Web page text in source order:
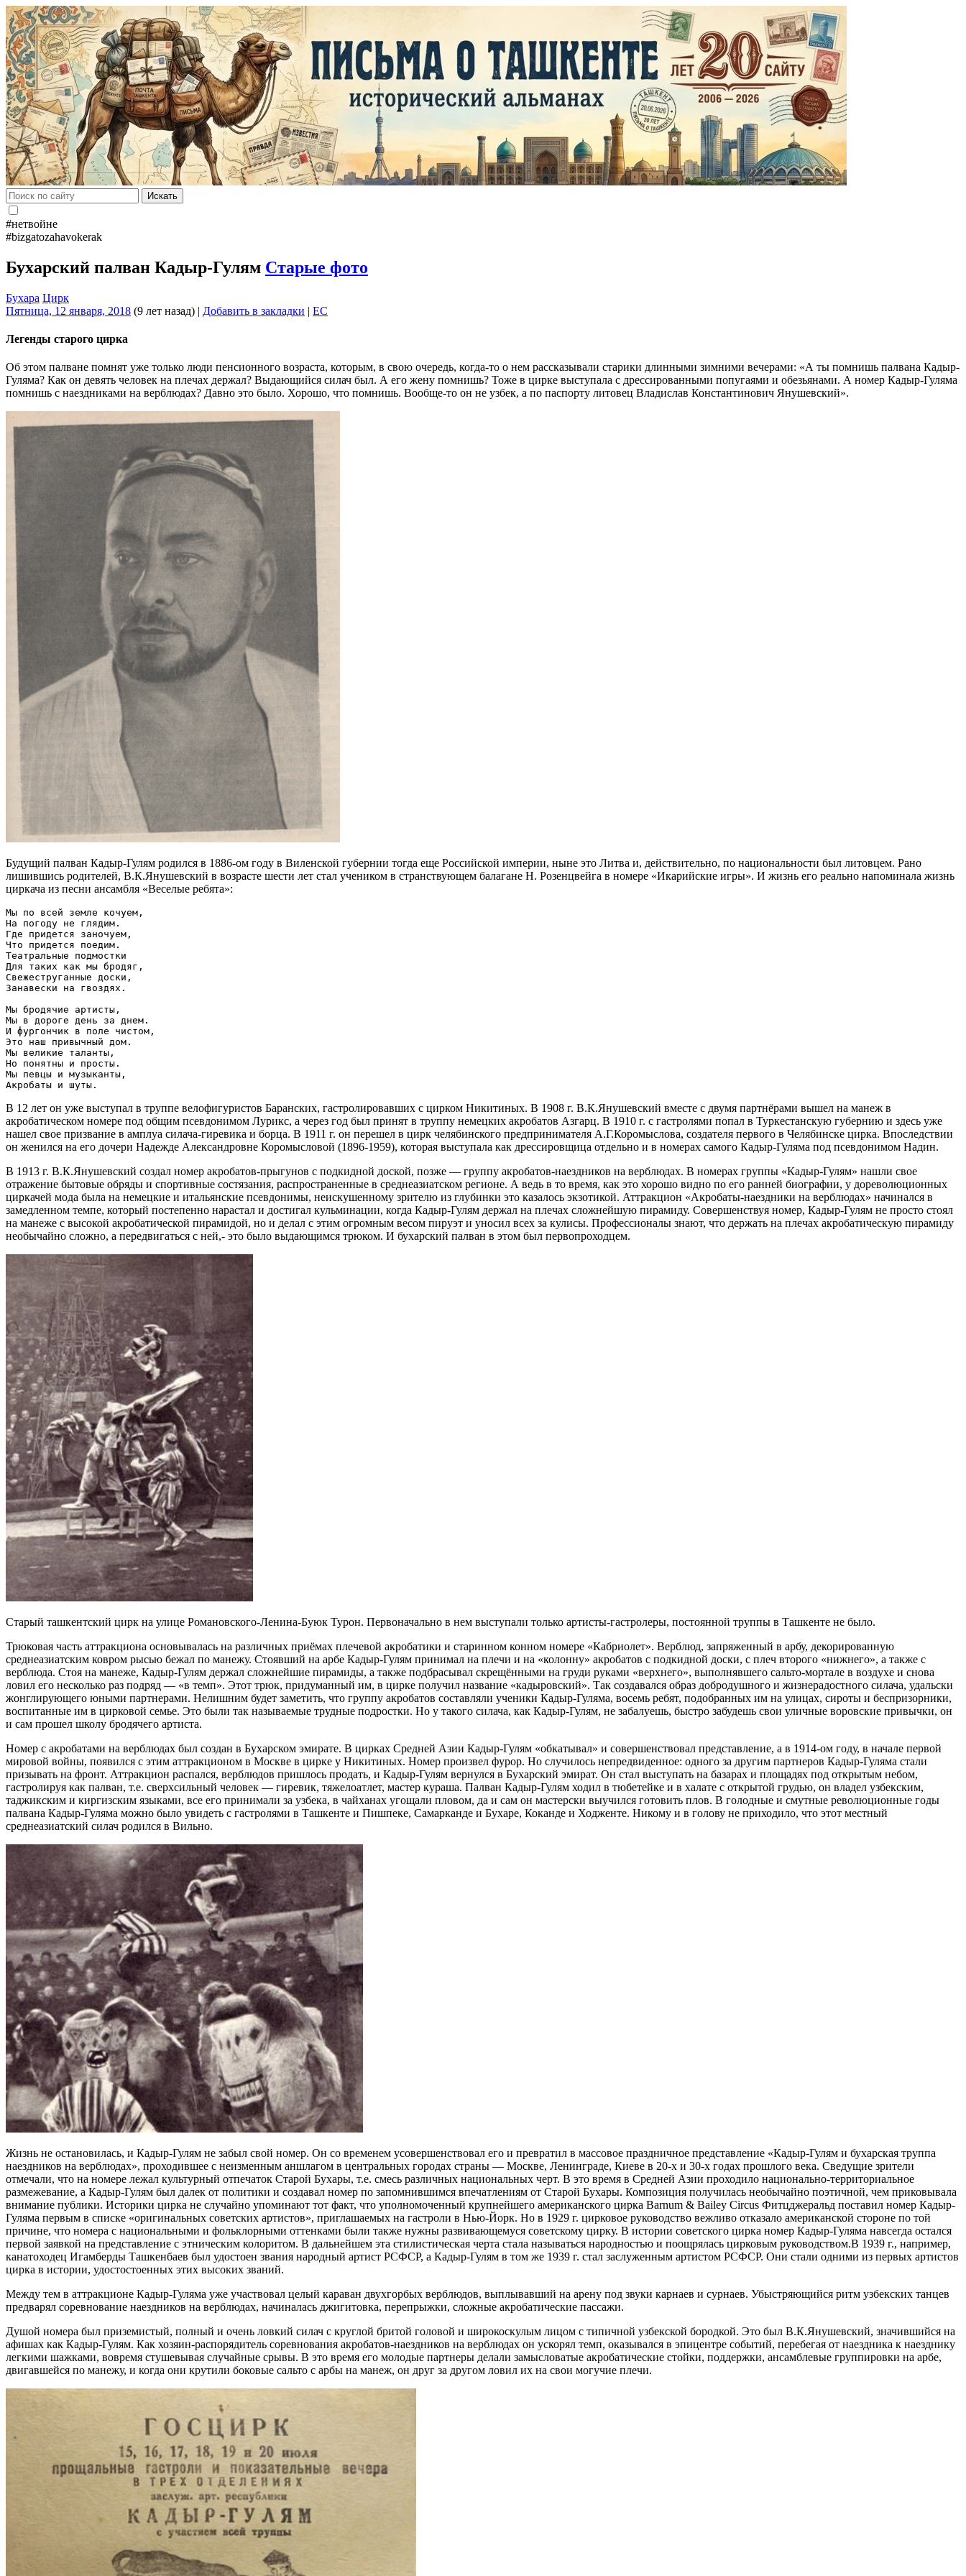
Искать
#нетвойне
#bizgatozahavokerak
Бухарский палван Кадыр-Гулям Старые фото
Бухара Цирк
Пятница, 12 января, 2018 (9 лет назад) | Добавить в закладки | EC
Легенды старого цирка
Об этом палване помнят уже только люди пенсионного возраста, которым, в свою очередь, когда-то о нем рассказывали старики длинными зимними вечерами: «А ты помнишь палвана Кадыр-
Гуляма? Как он девять человек на плечах держал? Выдающийся силач был. А его жену помнишь? Тоже в цирке выступала с дрессированными попугаями и обезьянами. А номер Кадыр-Гуляма
помнишь с наездниками на верблюдах? Давно это было. Хорошо, что помнишь. Вообще-то он не узбек, а по паспорту литовец Владислав Константинович Янушевский».
Будущий палван Кадыр-Гулям родился в 1886-ом году в Виленской губернии тогда еще Российской империи, ныне это Литва и, действительно, по национальности был литовцем. Рано
лишившись родителей, В.К.Янушевский в возрасте шести лет стал учеником в странствующем балагане Н. Розенцвейга в номере «Икарийские игры». И жизнь его реально напоминала жизнь
циркача из песни ансамбля «Веселые ребята»:
Мы по всей земле кочуем,
На погоду не глядим.
Где придется заночуем,
Что придется поедим.
Театральные подмостки
Для таких как мы бродяг,
Свежеструганные доски,
Занавески на гвоздях.
Мы бродячие артисты,
Мы в дороге день за днем.
И фургончик в поле чистом,
Это наш привычный дом.
Мы великие таланты,
Но понятны и просты.
Мы певцы и музыканты,
В 12 лет он уже выступал в труппе велофигуристов Баранских, гастролировавших с цирком Никитиных. В 1908 г. В.К.Янушевский вместе с двумя партнёрами вышел на манеж в
акробатическом номере под общим псевдонимом Лурикс, а через год был принят в труппу немецких акробатов Азгарц. В 1910 г. с гастролями попал в Туркестанскую губернию и здесь уже
нашел свое призвание в амплуа силача-гиревика и борца. В 1911 г. он перешел в цирк челябинского предпринимателя А.Г.Коромыслова, создателя первого в Челябинске цирка. Впоследствии
он женился на его дочери Надежде Александровне Коромысловой (1896-1959), которая выступала как дрессировщица отдельно и в номерах самого Кадыр-Гуляма под псевдонимом Надин.
В 1913 г. В.К.Янушевский создал номер акробатов-прыгунов с подкидной доской, позже — группу акробатов-наездников на верблюдах. В номерах группы «Кадыр-Гулям» нашли свое
отражение бытовые обряды и спортивные состязания, распространенные в среднеазиатском регионе. А ведь в то время, как это хорошо видно по его ранней биографии, у дореволюционных
циркачей мода была на немецкие и итальянские псевдонимы, неискушенному зрителю из глубинки это казалось экзотикой. Аттракцион «Акробаты-наездники на верблюдах» начинался в
замедленном темпе, который постепенно нарастал и достигал кульминации, когда Кадыр-Гулям держал на плечах сложнейшую пирамиду. Совершенствуя номер, Кадыр-Гулям не просто стоял
на манеже с высокой акробатической пирамидой, но и делал с этим огромным весом пируэт и уносил всех за кулисы. Профессионалы знают, что держать на плечах акробатическую пирамиду
необычайно сложно, а передвигаться с ней,- это было выдающимся трюком. И бухарский палван в этом был первопроходцем.
Старый ташкентский цирк на улице Романовского-Ленина-Буюк Турон. Первоначально в нем выступали только артисты-гастролеры, постоянной труппы в Ташкенте не было.
Трюковая часть аттракциона основывалась на различных приёмах плечевой акробатики и старинном конном номере «Кабриолет». Верблюд, запряженный в арбу, декорированную
среднеазиатским ковром рысью бежал по манежу. Стоявший на арбе Кадыр-Гулям принимал на плечи и на «колонну» акробатов с подкидной доски, с плеч второго «нижнего», а также с
верблюда. Стоя на манеже, Кадыр-Гулям держал сложнейшие пирамиды, а также подбрасывал скрещёнными на груди руками «верхнего», выполнявшего сальто-мортале в воздухе и снова
ловил его несколько раз подряд — «в темп». Этот трюк, придуманный им, в цирке получил название «кадыровский». Так создавался образ добродушного и жизнерадостного силача, удальски
жонглирующего юными партнерами. Нелишним будет заметить, что группу акробатов составляли ученики Кадыр-Гуляма, восемь ребят, подобранных им на улицах, сироты и беспризорники,
воспитанные им в цирковой семье. Это были так называемые трудные подростки. Но у такого силача, как Кадыр-Гулям, не забалуешь, быстро забудешь свои уличные воровские привычки, он
и сам прошел школу бродячего артиста.
Номер с акробатами на верблюдах был создан в Бухарском эмирате. В цирках Средней Азии Кадыр-Гулям «обкатывал» и совершенствовал представление, а в 1914-ом году, в начале первой
мировой войны, появился с этим аттракционом в Москве в цирке у Никитиных. Номер произвел фурор. Но случилось непредвиденное: одного за другим партнеров Кадыр-Гуляма стали
призывать на фронт. Аттракцион распался, верблюдов пришлось продать, и Кадыр-Гулям вернулся в Бухарский эмират. Он стал выступать на базарах и площадях под открытым небом,
гастролируя как палван, т.е. сверхсильный человек — гиревик, тяжелоатлет, мастер кураша. Палван Кадыр-Гулям ходил в тюбетейке и в халате с открытой грудью, он владел узбекским,
таджикским и киргизским языками, все его принимали за узбека, в чайханах угощали пловом, да и сам он мастерски выучился готовить плов. В голодные и смутные революционные годы
палвана Кадыр-Гуляма можно было увидеть с гастролями в Ташкенте и Пишпеке, Самарканде и Бухаре, Коканде и Ходженте. Никому и в голову не приходило, что этот местный
среднеазиатский силач родился в Вильно.
Жизнь не остановилась, и Кадыр-Гулям не забыл свой номер. Он со временем усовершенствовал его и превратил в массовое праздничное представление «Кадыр-Гулям и бухарская труппа
наездников на верблюдах», проходившее с неизменным аншлагом в центральных городах страны — Москве, Ленинграде, Киеве в 20-х и 30-х годах прошлого века. Сведущие зрители
отмечали, что на номере лежал культурный отпечаток Старой Бухары, т.е. смесь различных национальных черт. В это время в Средней Азии проходило национально-территориальное
размежевание, а Кадыр-Гулям был далек от политики и создавал номер по запомнившимся впечатлениям от Старой Бухары. Композиция получилась необычайно поэтичной, чем приковывала
внимание публики. Историки цирка не случайно упоминают тот факт, что уполномоченный крупнейшего американского цирка Barnum & Bailey Circus Фитцджеральд поставил номер Кадыр-
Гуляма первым в списке «оригинальных советских артистов», приглашаемых на гастроли в Нью-Йорк. Но в 1929 г. цирковое руководство вежливо отказало американской стороне по той
причине, что номера с национальными и фольклорными оттенками были также нужны развивающемуся советскому цирку. В истории советского цирка номер Кадыр-Гуляма навсегда остался
первой заявкой на представление с этническим колоритом. В дальнейшем эта стилистическая черта стала называться народностью и поощрялась цирковым руководством.В 1939 г., например,
канатоходец Игамберды Ташкенбаев был удостоен звания народный артист РСФСР, а Кадыр-Гулям в том же 1939 г. стал заслуженным артистом РСФСР. Они стали одними из первых артистов
цирка в истории, удостостоенных этих высоких званий.
Между тем в аттракционе Кадыр-Гуляма уже участвовал целый караван двухгорбых верблюдов, выплывавший на арену под звуки карнаев и сурнаев. Убыстряющийся ритм узбекских танцев
предварял соревнование наездников на верблюдах, начиналась джигитовка, перепрыжки, сложные акробатические пассажи.
Душой номера был приземистый, полный и очень ловкий силач с круглой бритой головой и широкоскулым лицом с типичной узбекской бородкой. Это был В.К.Янушевский, значившийся на
афишах как Кадыр-Гулям. Как хозяин-распорядитель соревнования акробатов-наездников на верблюдах он ускорял темп, оказывался в эпицентре событий, перебегая от наездника к наезднику
легкими шажками, вовремя стушевывая случайные срывы. В это время его молодые партнеры делали замысловатые акробатические стойки, поддержки, ансамблевые группировки на арбе,
двигавшейся по манежу, и когда они крутили боковые сальто с арбы на манеж, он друг за другом ловил их на свои могучие плечи.